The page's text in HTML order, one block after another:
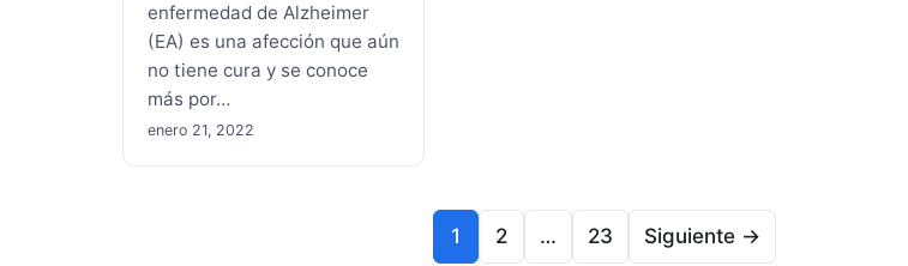
enfermedad de Alzheimer
(EA) es una afección que aún
no tiene cura y se conoce
más por…
enero 21, 2022
1 2 … 23 Siguiente →